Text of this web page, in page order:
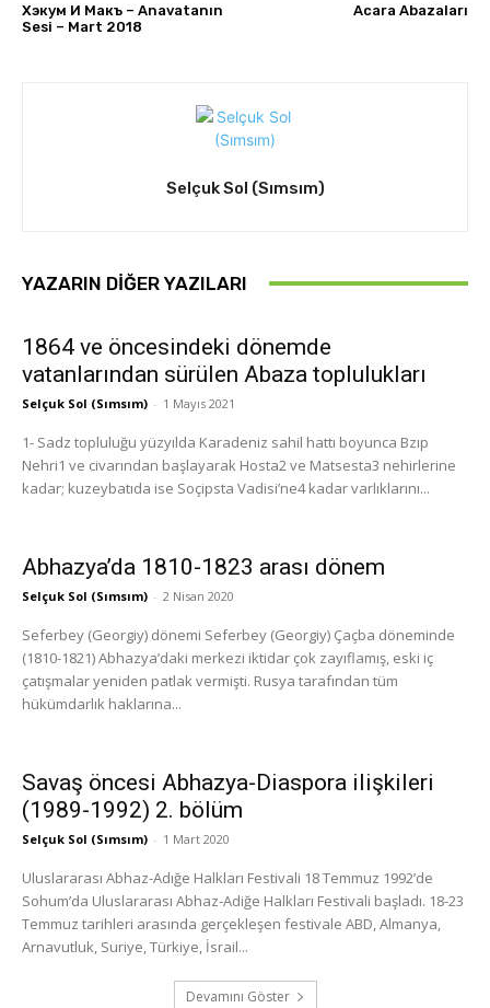
Хэкум И Макъ – Anavatanın
Sesi – Mart 2018
Acara Abazaları
Selçuk Sol (Sımsım)
YAZARIN DIĞER YAZILARI
1864 ve öncesindeki dönemde
vatanlarından sürülen Abaza toplulukları
Selçuk Sol (Sımsım) - 1 Mayıs 2021
1- Sadz topluluğu yüzyılda Karadeniz sahil hattı boyunca Bzıp
Nehri1 ve civarından başlayarak Hosta2 ve Matsesta3 nehirlerine
kadar; kuzeybatıda ise Soçipsta Vadisi’ne4 kadar varlıklarını...
Abhazya’da 1810-1823 arası dönem
Selçuk Sol (Sımsım) - 2 Nisan 2020
Seferbey (Georgiy) dönemi Seferbey (Georgiy) Çaçba döneminde
(1810-1821) Abhazya’daki merkezi iktidar çok zayıflamış, eski iç
çatışmalar yeniden patlak vermişti. Rusya tarafından tüm
hükümdarlık haklarına...
Savaş öncesi Abhazya-Diaspora ilişkileri
(1989-1992) 2. bölüm
Selçuk Sol (Sımsım) - 1 Mart 2020
Uluslararası Abhaz-Adığe Halkları Festivali 18 Temmuz 1992’de
Sohum’da Uluslararası Abhaz-Adiğe Halkları Festivali başladı. 18-23
Temmuz tarihleri arasında gerçekleşen festivale ABD, Almanya,
Arnavutluk, Suriye, Türkiye, İsrail...
Devamını Göster